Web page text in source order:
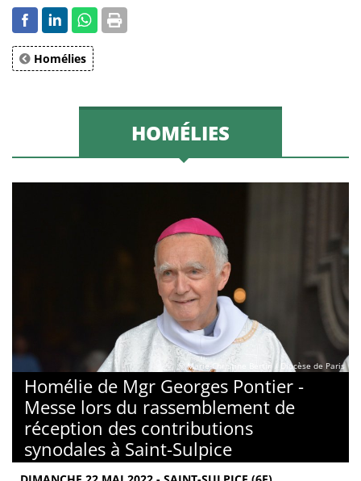
Homélies
HOMÉLIES
© Marie-Christine Bertin / Diocèse de Paris
Homélie de Mgr Georges Pontier -
Messe lors du rassemblement de
réception des contributions
synodales à Saint-Sulpice